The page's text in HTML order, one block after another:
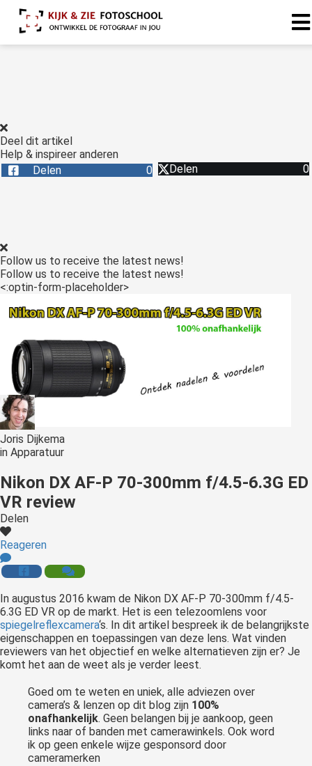
Deel dit artikel
Help & inspireer anderen
Delen
0 Delen 0
Follow us to receive the latest news!
Follow us to receive the latest news!
<:optin-form-placeholder>
Joris Dijkema
in Apparatuur
Nikon DX AF-P 70-300mm f/4.5-6.3G ED
VR review
Delen
Reageren
In augustus 2016 kwam de Nikon DX AF-P 70-300mm f/4.5-
6.3G ED VR op de markt. Het is een telezoomlens voor
spiegelreflexcamera‘s. In dit artikel bespreek ik de belangrijkste
eigenschappen en toepassingen van deze lens. Wat vinden
reviewers van het objectief en welke alternatieven zijn er? Je
komt het aan de weet als je verder leest.
Goed om te weten en uniek, alle adviezen over
camera’s & lenzen op dit blog zijn 100%
onafhankelijk. Geen belangen bij je aankoop, geen
links naar of banden met camerawinkels. Ook word
ik op geen enkele wijze gesponsord door
cameramerken